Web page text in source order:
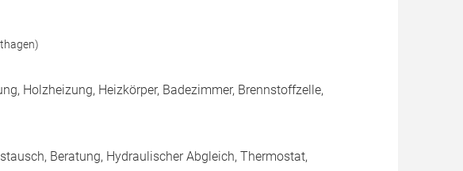
Holzheizung, Heizkörper, Badezimmer, Brennstoffzelle,
Beratung, Hydraulischer Abgleich, Thermostat,